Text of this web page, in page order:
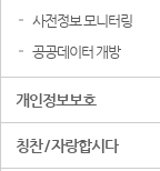
사전정보 모니터링
공공데이터 개방
개인정보보호
칭찬 / 자랑합시다